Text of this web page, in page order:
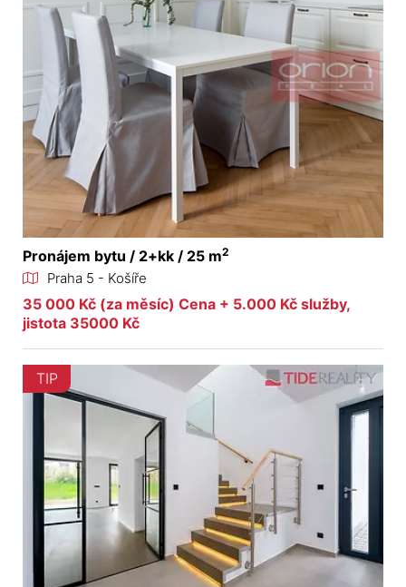
Pronájem bytu / 2+kk / 25 m2
Praha 5 - Košíře
35 000 Kč (za měsíc) Cena + 5.000 Kč služby,
jistota 35000 Kč
TIP